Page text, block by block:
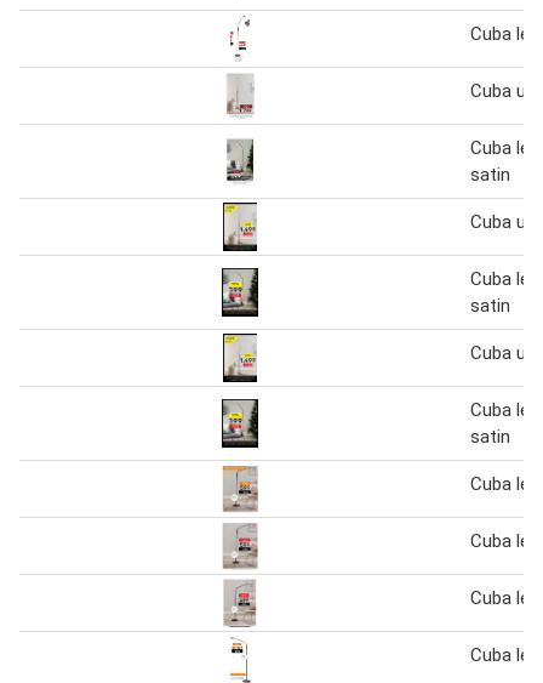
Cuba
Cuba
Cuba
satin
Cuba
Cuba
satin
Cuba
Cuba
satin
Cuba
Cuba
Cuba
Cuba